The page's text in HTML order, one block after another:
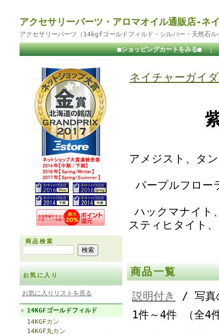
アクセサリーパーツ・アロマオイル通販店-ネ
アクセサリーパーツ（14kgfゴールドフィルド・シルバー・天然石
■ショッピングカートをみる■ ｜
商品検索
お気に入り
お気に入りリストを見る
14KGFゴールドフィルド
14KGFカン
14KGF丸カン
ネイチャーガイ
アメジスト、タ
パープルフロー
ハックマナイト
スティヒタイト
商品一覧
説明付き
/ 写真
1件～4件 （全4